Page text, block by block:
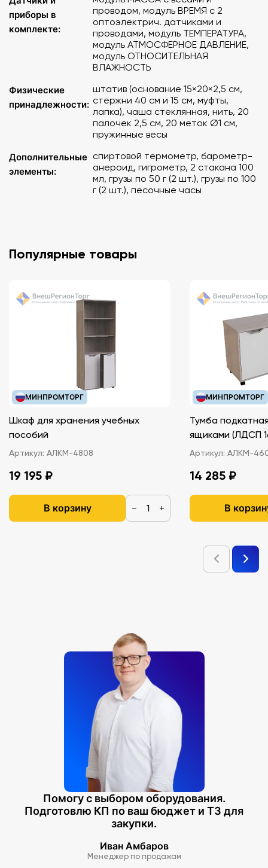
приборы в
комплекте:
проводом, модуль ВРЕМЯ с 2
оптоэлектрич. датчиками и
проводами, модуль ТЕМПЕРАТУРА,
модуль АТМОСФЕРНОЕ ДАВЛЕНИЕ,
модуль ОТНОСИТЕЛЬНАЯ
ВЛАЖНОСТЬ
Физические
принадлежности:
штатив (основание 15×20×2,5 см,
стержни 40 см и 15 см, муфты,
лапка), чашa стеклянная, нить, 20
палочек 2,5 см, 20 меток Ø1 см,
пружинные весы
Дополнительные
элементы:
спиртовой термометр, барометр-
анероид, гигрометр, 2 стакана 100
мл, грузы по 50 г (2 шт.), грузы по 100
г (2 шт.), песочные часы
Популярные товары
МИНПРОМТОРГ
Шкаф для хранения учебных
пособий
Артикул: АЛКМ-4808
19 195 ₽
В корзину − +
МИНПРОМТОРГ
Тумба
ящиками
Артикул: АЛКМ-
14 285 ₽
В
Помогу с выбором оборудования.
Подготовлю КП по ваш бюджет и ТЗ для
закупки.
Иван Амбаров
Менеджер по продажам